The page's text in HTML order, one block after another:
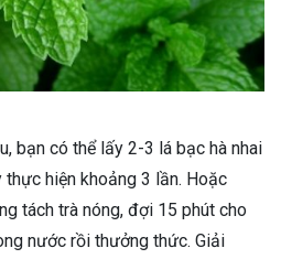
bạn có thể lấy 2-3 lá bạc hà nhai
hiện khoảng 3 lần. Hoặc
tách trà nóng, đợi 15 phút cho
nước rồi thưởng thức. Giải